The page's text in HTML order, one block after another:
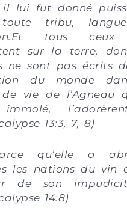
lui fut donné
tribu,
tous
sur la terre,
ne sont pas écrits
du monde
vie de l’Agneau
13:3, 7, 8)
qu’elle a
les nations du vin
de son
14:8)